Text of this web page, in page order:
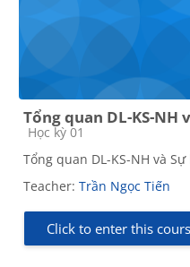
Tổng quan DL-KS-NH
Course category
Học kỳ 01
Tổng quan DL-KS-NH và Sự
Teacher: Trần Ngọc Tiến
Click to enter this